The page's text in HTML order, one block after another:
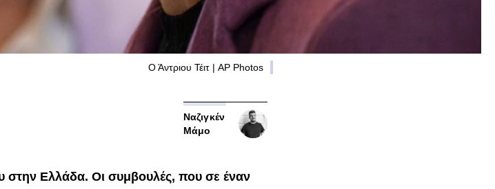
Ο Άντριου Τέιτ | AP Photos
Ναζιγκέν
Μάμο
στην Ελλάδα. Οι συμβουλές, που σε έναν